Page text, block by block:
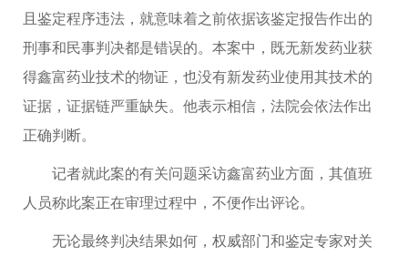
且鉴定程序违法，就意味着之前依据该鉴定报告作出的
刑事和民事判决都是错误的。本案中，既无新发药业获
得鑫富药业技术的物证，也没有新发药业使用其技术的
证据，证据链严重缺失。他表示相信，法院会依法作出
正确判断。
记者就此案的有关问题采访鑫富药业方面，其值班
人员称此案正在审理过程中，不便作出评论。
无论最终判决结果如何，权威部门和鉴定专家对关